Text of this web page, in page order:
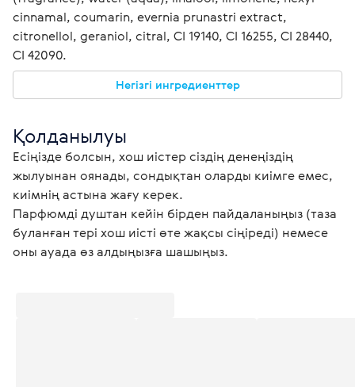
cinnamal, coumarin, evernia prunastri extract,
citronellol, geraniol, citral, CI 19140, CI 16255, CI 28440,
CI 42090.
Негізгі ингредиенттер
Қолданылуы
Есіңізде болсын, хош иістер сіздің денеңіздің
жылуынан оянады, сондықтан оларды киімге емес,
киімнің астына жағу керек.
Парфюмді душтан кейін бірден пайдаланыңыз (таза
буланған тері хош иісті өте жақсы сіңіреді) немесе
оны ауада өз алдыңызға шашыңыз.